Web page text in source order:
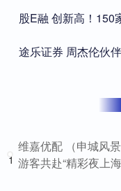
股E融 创新高！150
途乐证券 周杰伦伙
1
维嘉优配 （申城风
游客共赴“精彩夜上